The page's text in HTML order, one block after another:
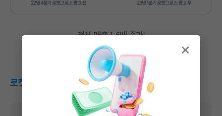
전체 매출 1.6배 증가!
로켓그로스 광고 후 24시간 내 상품광고 매출 변화